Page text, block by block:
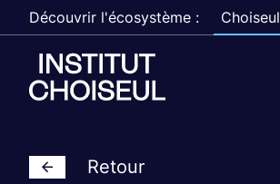
Découvrir l'écosystème : Choiseul
Retour